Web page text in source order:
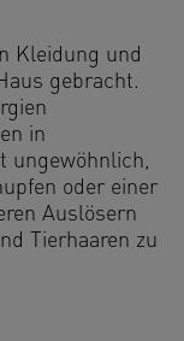
Kleidung und
gebracht.
in
ungewöhnlich,
oder einer
Auslösern
Tierhaaren zu